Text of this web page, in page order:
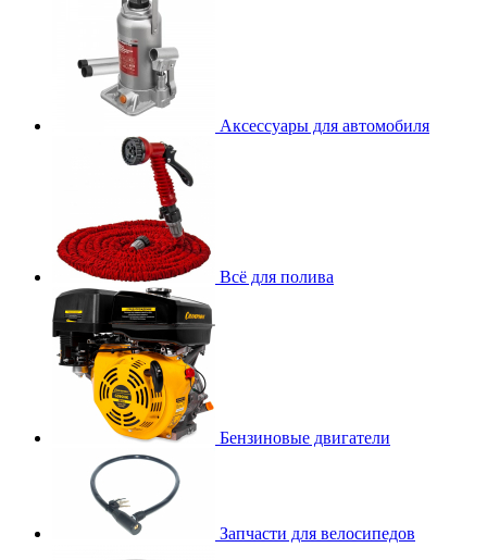
Аксессуары для автомобиля
Всё для полива
Бензиновые двигатели
Запчасти для велосипедов